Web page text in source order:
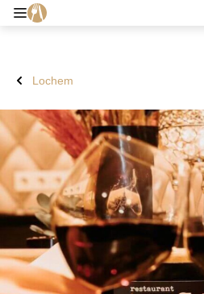
Lochem